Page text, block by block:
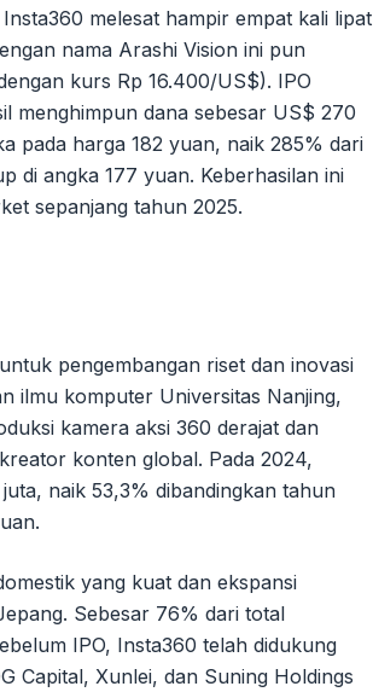
melesat hampir empat kali lipat
nama Arashi Vision ini pun
kurs Rp 16.400/US$). IPO
menghimpun dana sebesar US$ 270
pada harga 182 yuan, naik 285% dari
di angka 177 yuan. Keberhasilan ini
sepanjang tahun 2025.
pengembangan riset dan inovasi
ilmu komputer Universitas Nanjing,
kamera aksi 360 derajat dan
konten global. Pada 2024,
naik 53,3% dibandingkan tahun
yang kuat dan ekspansi
Sebesar 76% dari total
IPO, Insta360 telah didukung
Capital, Xunlei, dan Suning Holdings